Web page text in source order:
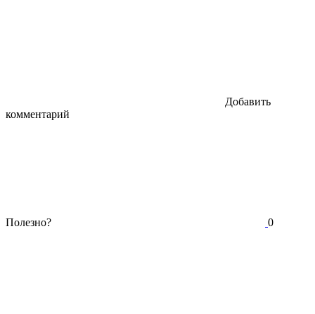
Добавить
комментарий
Полезно? 0